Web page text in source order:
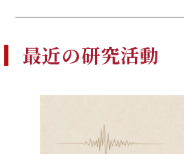
最近の研究活動